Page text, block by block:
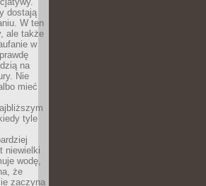
dostają
W ten
ale także
w
na
Nie
mieć
tyle
niewielki
wodę,
że
zaczyna